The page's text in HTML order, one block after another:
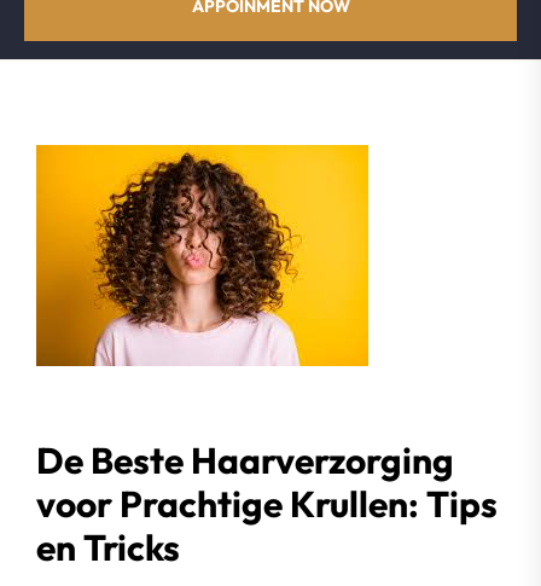
APPOINMENT NOW
De Beste Haarverzorging
voor Prachtige Krullen: Tips
en Tricks